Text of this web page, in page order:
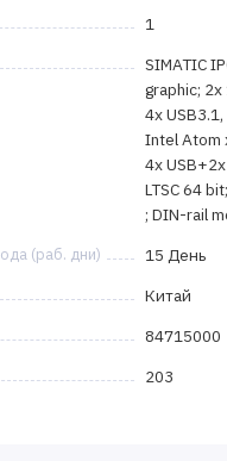
1
SIMATIC
graphic;
4x
Intel Atom
4x
LTSC 64
; DIN-rail
(раб. дни) 15 День
Китай
84715000
203